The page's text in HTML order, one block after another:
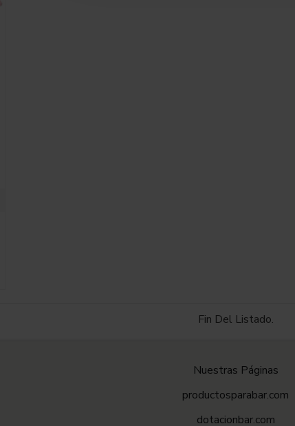
Fin Del Listado.
Nuestras Páginas
productosparabar.com
dotacionbar.com